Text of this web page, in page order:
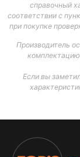
справочный
соответствии с
при покупке
Производитель
Если вы